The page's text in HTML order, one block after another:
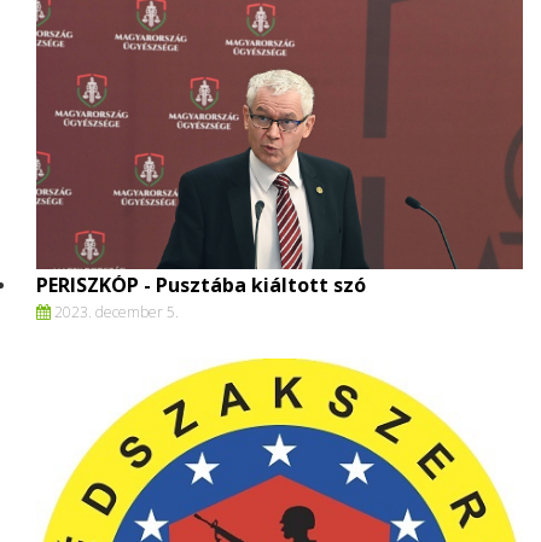
PERISZKÓP - Pusztába kiáltott szó
2023. december 5.